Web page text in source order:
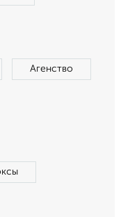
Агенство